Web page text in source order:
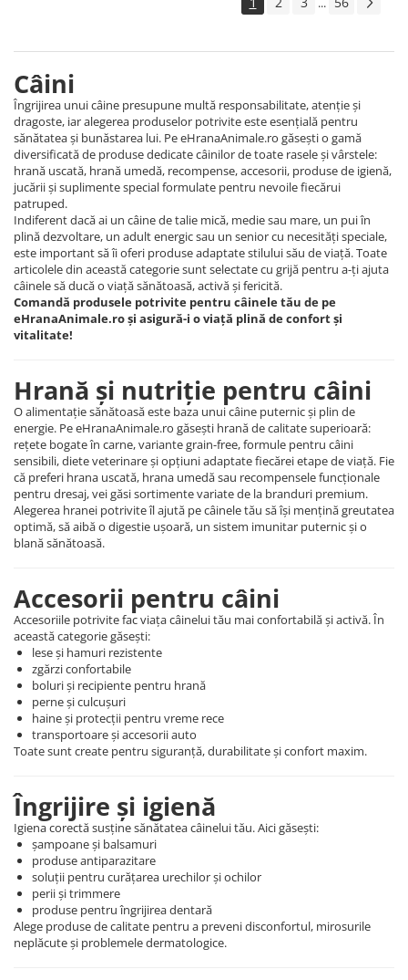
Câini
Îngrijirea unui câine presupune multă responsabilitate, atenție și
dragoste, iar alegerea produselor potrivite este esențială pentru
sănătatea și bunăstarea lui. Pe eHranaAnimale.ro găsești o gamă
diversificată de produse dedicate câinilor de toate rasele și vârstele:
hrană uscată, hrană umedă, recompense, accesorii, produse de igienă,
jucării și suplimente special formulate pentru nevoile fiecărui
patruped.
Indiferent dacă ai un câine de talie mică, medie sau mare, un pui în
plină dezvoltare, un adult energic sau un senior cu necesități speciale,
este important să îi oferi produse adaptate stilului său de viață. Toate
articolele din această categorie sunt selectate cu grijă pentru a-ți ajuta
câinele să ducă o viață sănătoasă, activă și fericită.
Comandă produsele potrivite pentru câinele tău de pe
eHranaAnimale.ro și asigură-i o viață plină de confort și
vitalitate!
Hrană și nutriție pentru câini
O alimentație sănătoasă este baza unui câine puternic și plin de
energie. Pe eHranaAnimale.ro găsești hrană de calitate superioară:
rețete bogate în carne, variante grain-free, formule pentru câini
sensibili, diete veterinare și opțiuni adaptate fiecărei etape de viață. Fie
că preferi hrana uscată, hrana umedă sau recompensele funcționale
pentru dresaj, vei găsi sortimente variate de la branduri premium.
Alegerea hranei potrivite îl ajută pe câinele tău să își mențină greutatea
optimă, să aibă o digestie ușoară, un sistem imunitar puternic și o
blană sănătoasă.
Accesorii pentru câini
Accesoriile potrivite fac viața câinelui tău mai confortabilă și activă. În
această categorie găsești:
lese și hamuri rezistente
zgărzi confortabile
boluri și recipiente pentru hrană
perne și culcușuri
haine și protecții pentru vreme rece
transportoare și accesorii auto
Toate sunt create pentru siguranță, durabilitate și confort maxim.
Îngrijire și igienă
Igiena corectă susține sănătatea câinelui tău. Aici găsești:
șampoane și balsamuri
produse antiparazitare
soluții pentru curățarea urechilor și ochilor
perii și trimmere
produse pentru îngrijirea dentară
Alege produse de calitate pentru a preveni disconfortul, mirosurile
neplăcute și problemele dermatologice.